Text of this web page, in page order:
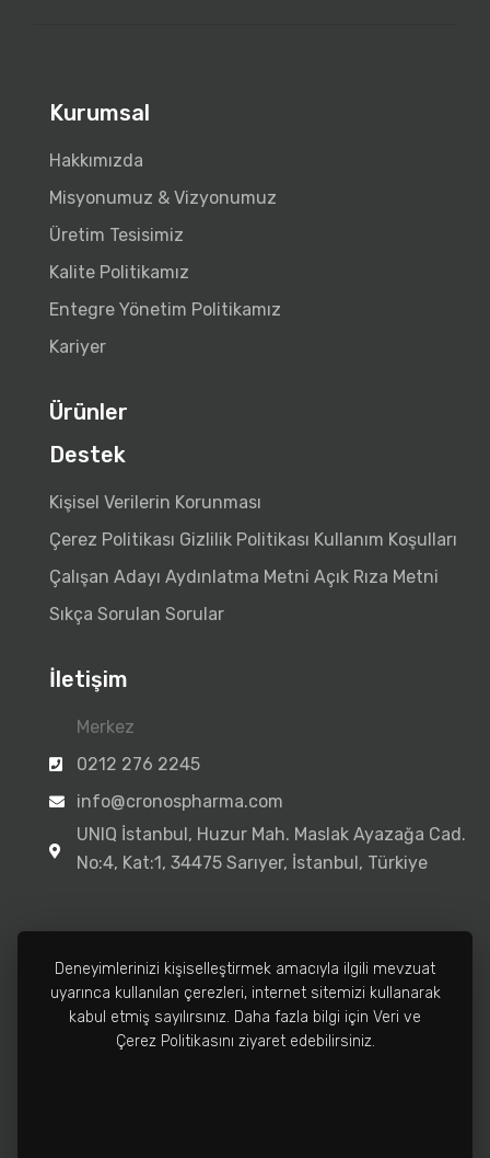
Kurumsal
Hakkımızda
Misyonumuz & Vizyonumuz
Üretim Tesisimiz
Kalite Politikamız
Entegre Yönetim Politikamız
Kariyer
Ürünler
Destek
Kişisel Verilerin Korunması
Çerez Politikası Gizlilik Politikası Kullanım Koşulları
Çalışan Adayı Aydınlatma Metni Açık Rıza Metni
Sıkça Sorulan Sorular
İletişim
Merkez
0212 276 2245
info@cronospharma.com
UNIQ İstanbul, Huzur Mah. Maslak Ayazağa Cad.
No:4, Kat:1, 34475 Sarıyer, İstanbul, Türkiye
Fabrika
0212 502 3810
Deneyimlerinizi kişiselleştirmek amacıyla ilgili mevzuat
uyarınca kullanılan çerezleri, internet sitemizi kullanarak
kabul etmiş sayılırsınız. Daha fazla bilgi için Veri ve
Çerez Politikasını ziyaret edebilirsiniz.